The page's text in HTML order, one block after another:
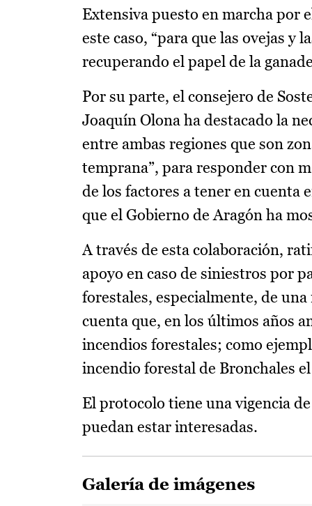
Extensiva puesto en marcha por
este caso, “para que las ovejas y
recuperando el papel de la
Por su parte, el consejero de
Joaquín Olona ha destacado la
entre ambas regiones que son
temprana”, para responder con
de los factores a tener en cuenta
que el Gobierno de Aragón ha
A través de esta colaboración,
apoyo en caso de siniestros por
forestales, especialmente, de
cuenta que, en los últimos años
incendios forestales; como
incendio forestal de Bronchales
El protocolo tiene una vigencia
puedan estar interesadas.
Galería de imágenes